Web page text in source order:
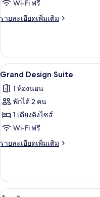
ไซน์
สวีท
Wi-Fi ฟรี
รายละเอียดเพิ่มเติม
ราย
เกี่ยว
กับ
ห้อง
ไซน์
สวี
เปิด
ภาพถ่าย
ทั้งหมด
ของ
Grand
Design
31
Grand Design Suite
1 ห้องนอน
พักได้ 2 คน
1 เตียงคิงไซส์
Wi-Fi ฟรี
รายละเอียดเพิ่มเติม
ราย
เกี่ยว
กับ